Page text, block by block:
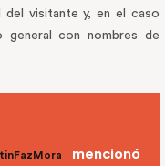
del visitante y, en el caso
general con nombres de
mencionó